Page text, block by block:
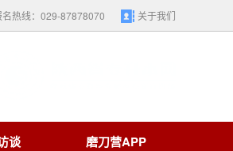
热线： 029-87878070 关于我们
谈 磨刀营APP